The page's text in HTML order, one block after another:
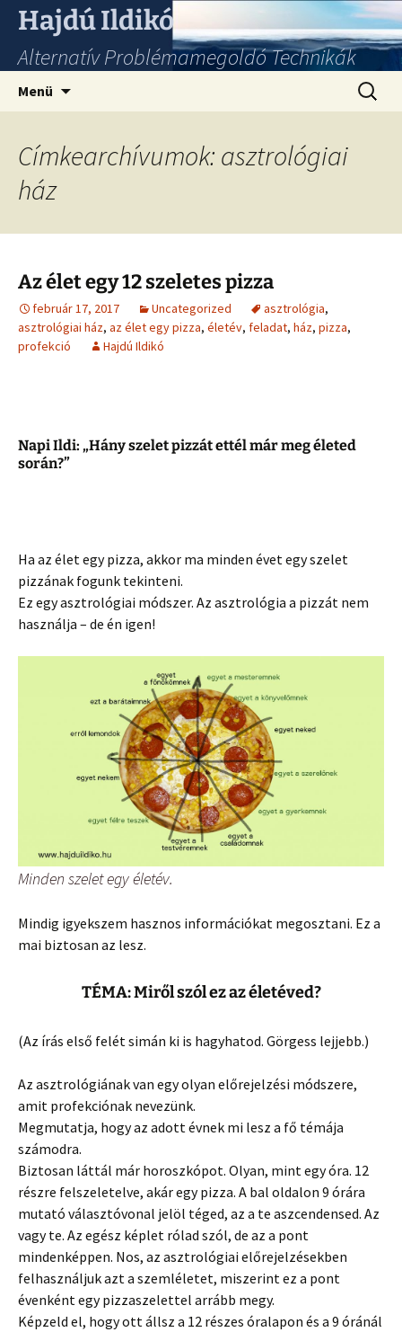
Hajdú Ildikó
Alternatív Problémamegoldó Technikák
Menü
Címkearchívumok: asztrológiai
ház
Az élet egy 12 szeletes pizza
február 17, 2017 Uncategorized asztrológia,
asztrológiai ház, az élet egy pizza, életév, feladat, ház, pizza,
profekció
Hajdú Ildikó
Napi Ildi: „Hány szelet pizzát ettél már meg életed
során?”
Ha az élet egy pizza, akkor ma minden évet egy szelet
pizzának fogunk tekinteni.
Ez egy asztrológiai módszer. Az asztrológia a pizzát nem
használja – de én igen!
Minden szelet egy életév.
Mindig igyekszem hasznos információkat megosztani. Ez a
mai biztosan az lesz.
TÉMA: Miről szól ez az életéved?
(Az írás első felét simán ki is hagyhatod. Görgess lejjebb.)
Az asztrológiának van egy olyan előrejelzési módszere,
amit profekciónak nevezünk.
Megmutatja, hogy az adott évnek mi lesz a fő témája
számodra.
Biztosan láttál már horoszkópot. Olyan, mint egy óra. 12
részre felszeletelve, akár egy pizza. A bal oldalon 9 órára
mutató választóvonal jelöl téged, az a te aszcendensed. Az
vagy te. Az egész képlet rólad szól, de az a pont
mindenképpen. Nos, az asztrológiai előrejelzésekben
felhasználjuk azt a szemléletet, miszerint ez a pont
évenként egy pizzaszelettel arrább megy.
Képzeld el, hogy ott állsz a 12 részes óralapon és a 9 óránál